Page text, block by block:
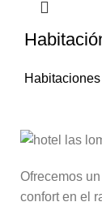
Habitaciones
Ofrecemos
confort en el